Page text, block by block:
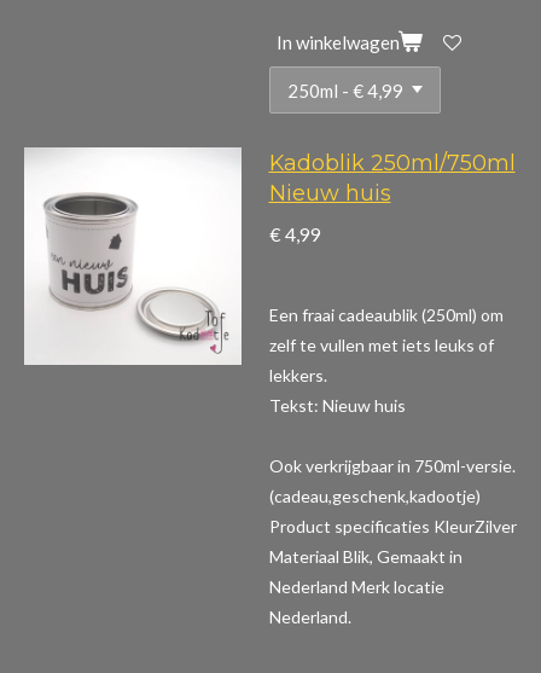
In winkelwagen
Kadoblik 250ml/750ml
Nieuw huis
€ 4,99
Een fraai cadeaublik (250ml) om
zelf te vullen met iets leuks of
lekkers.
Tekst: Nieuw huis
Ook verkrijgbaar in 750ml-versie.
(cadeau,geschenk,kadootje)
Product specificaties KleurZilver
Materiaal Blik, Gemaakt in
Nederland Merk locatie
Nederland.